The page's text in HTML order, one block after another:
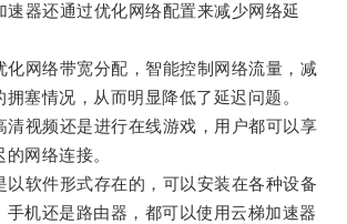
器还通过优化网络配置来减少网络延
网络带宽分配，智能控制网络流量，减
塞情况，从而明显降低了延迟问题。
视频还是进行在线游戏，用户都可以享
网络连接。
软件形式存在的，可以安装在各种设备
手机还是路由器，都可以使用云梯加速器